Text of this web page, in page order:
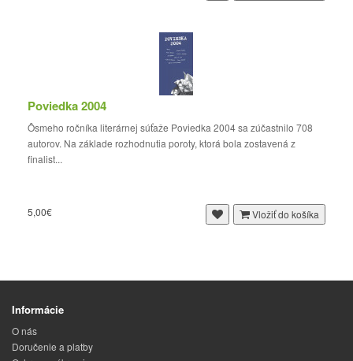
Poviedka 2004
Ôsmeho ročníka literárnej súťaže Poviedka 2004 sa zúčastnilo 708
autorov. Na základe rozhodnutia poroty, ktorá bola zostavená z
finalist...
5,00€ Vložiť do košíka
Informácie
O nás
Doručenie a platby